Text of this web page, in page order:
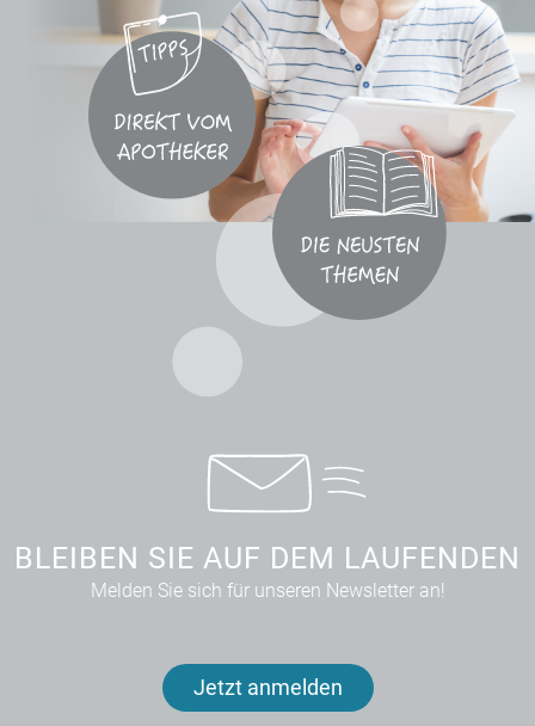
BLEIBEN SIE AUF DEM LAUFENDEN
Melden Sie sich für unseren Newsletter an!
Jetzt anmelden